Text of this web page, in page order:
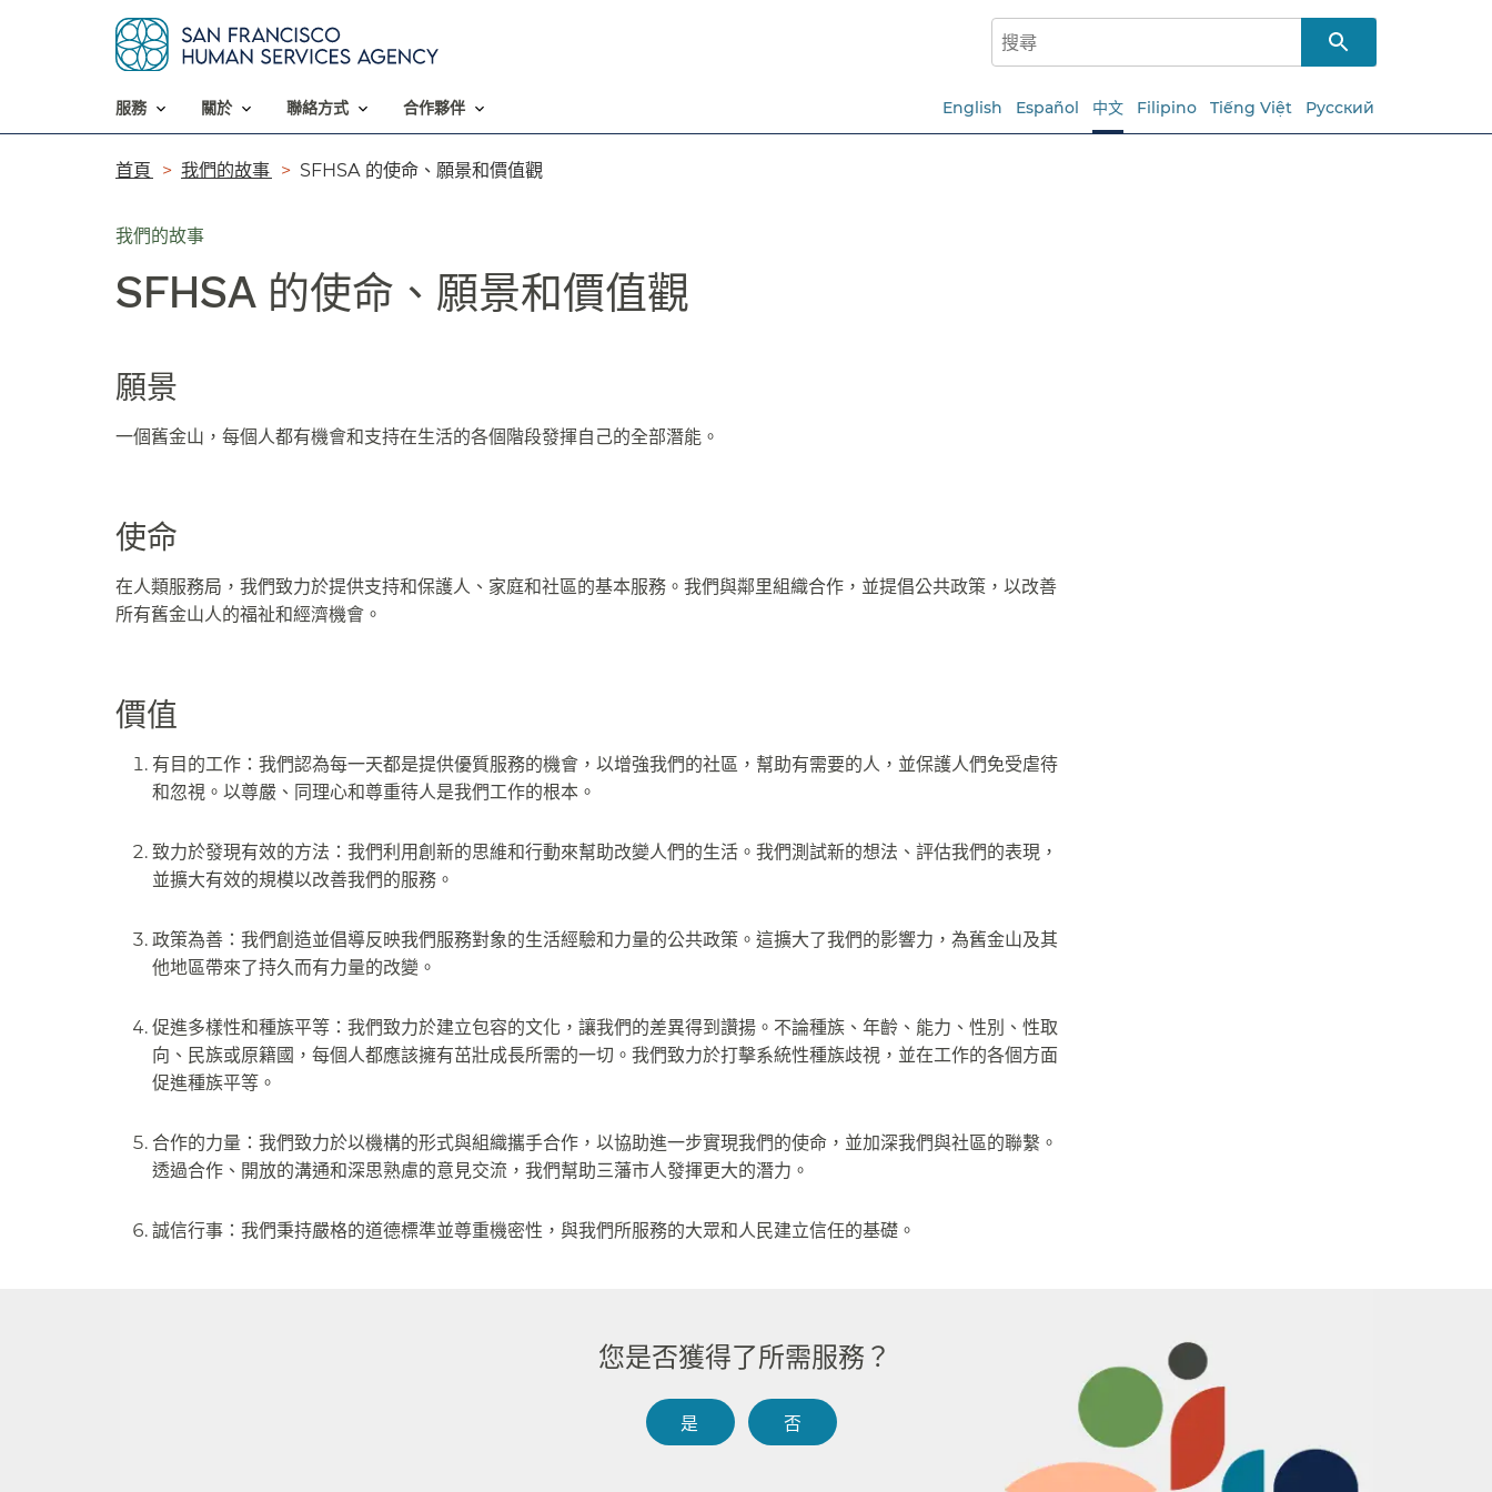
容​​
服務​​ 關於​​ 聯絡方式​​ 合作夥伴​​ English Español 中文 Filipino Tiếng Việt Русский
導
列​​
首頁​​ 我們的故事​​ SFHSA 的使命、願景和價值觀​​
我們的故事
SFHSA 的使命、願景和價值觀​​
願景​​
一個舊金山，每個人都有機會和支持在生活的各個階段發揮自己的全部潛能。​​
使命​​
在人類服務局，我們致力於提供支持和保護人、家庭和社區的基本服務。我們與鄰里組織合作，並提倡公共政策，以改善
所有舊金山人的福祉和經濟機會。​​
價值​​
有目的工作：我們認為每一天都是提供優質服務的機會，以增強我們的社區，幫助有需要的人，並保護人們免受虐待
和忽視。以尊嚴、同理心和尊重待人是我們工作的根本。​​
致力於發現有效的方法：我們利用創新的思維和行動來幫助改變人們的生活。我們測試新的想法、評估我們的表現，
並擴大有效的規模以改善我們的服務。​​
政策為善：我們創造並倡導反映我們服務對象的生活經驗和力量的公共政策。這擴大了我們的影響力，為舊金山及其
他地區帶來了持久而有力量的改變。​​
促進多樣性和種族平等：我們致力於建立包容的文化，讓我們的差異得到讚揚。不論種族、年齡、能力、性別、性取
向、民族或原籍國，每個人都應該擁有茁壯成長所需的一切。我們致力於打擊系統性種族歧視，並在工作的各個方面
促進種族平等。​​
合作的力量：我們致力於以機構的形式與組織攜手合作，以協助進一步實現我們的使命，並加深我們與社區的聯繫。
透過合作、開放的溝通和深思熟慮的意見交流，我們幫助三藩市人發揮更大的潛力。​​
誠信行事：我們秉持嚴格的道德標準並尊重機密性，與我們所服務的大眾和人民建立信任的基礎。​​
您是否獲得了所需服務？​​
是​​ 否​​